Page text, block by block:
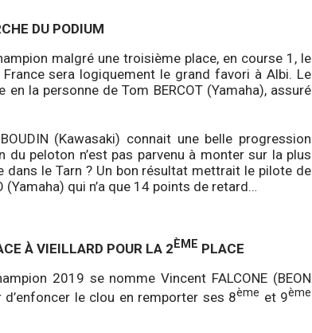
DU PODIUM
malgré une troisième place, en course 1, le
sera logiquement le grand favori à Albi. Le
la personne de Tom BERCOT (Yamaha), assuré
(Kawasaki) connait une belle progression
peloton n’est pas parvenu à monter sur la plus
le Tarn ? Un bon résultat mettrait le pilote de
(Yamaha) qui n’a que 14 points de retard…
À VIEILLARD POUR LA 2 ÈME PLACE
2019 se nomme Vincent FALCONE (BEON
le clou en remporter ses 8ème et 9ème